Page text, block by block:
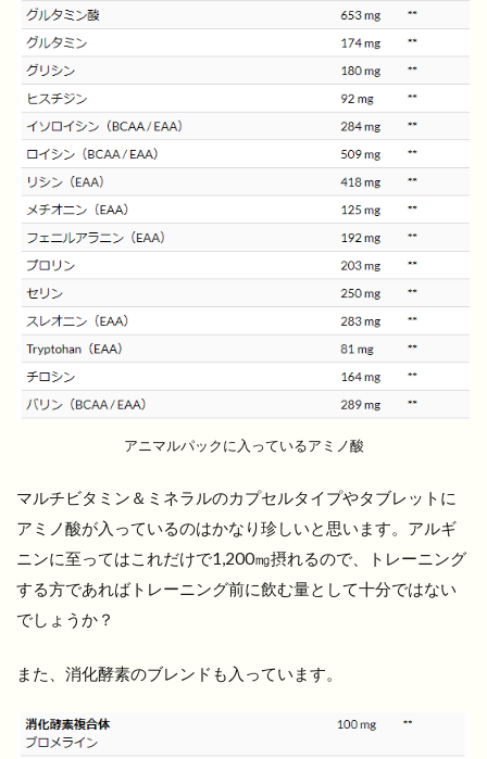
アニマルパックに入っているアミノ酸
マルチビタミン＆ミネラルのカプセルタイプやタブレットに
アミノ酸が入っているのはかなり珍しいと思います。アルギ
ニンに至ってはこれだけで1,200㎎摂れるので、トレーニング
する方であればトレーニング前に飲む量として十分ではない
でしょうか？
また、消化酵素のブレンドも入っています。